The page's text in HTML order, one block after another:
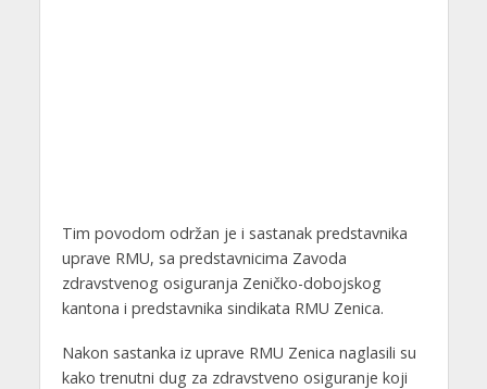
Tim povodom održan je i sastanak predstavnika
uprave RMU, sa predstavnicima Zavoda
zdravstvenog osiguranja Zeničko-dobojskog
kantona i predstavnika sindikata RMU Zenica.
Nakon sastanka iz uprave RMU Zenica naglasili su
kako trenutni dug za zdravstveno osiguranje koji